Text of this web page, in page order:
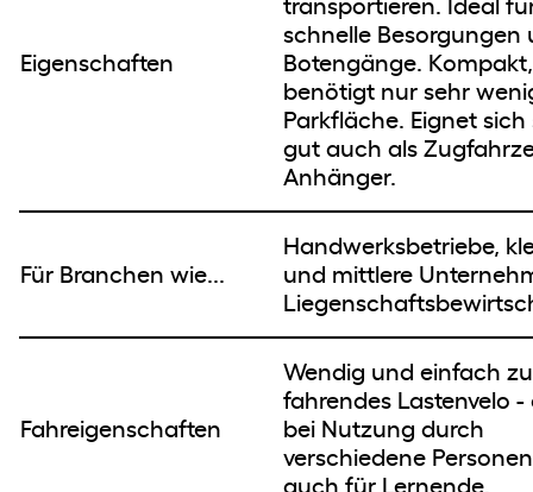
Eigenschaften
schnelle Besorgungen
Botengänge. Kompakt,
benötigt nur sehr
Parkfläche. Eignet sich
gut auch als
Anhänger.
Für Branchen wie...
Handwerksbetriebe,
und mittlere
Fahreigenschaften
Wendig und einfach zu
fahrendes Lastenvelo
bei Nutzung durch
verschiedene
auch für Lernende.